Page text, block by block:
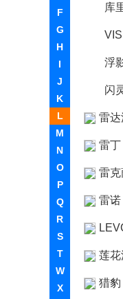
F
G
H
I
J
K
L
M
N
O
P
Q
R
S
T
W
X
库
浮
闪
雷
雷丁
雷
雷诺
莲
猎豹